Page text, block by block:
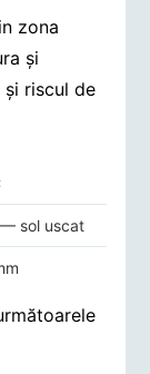
zona
și
riscul de
— sol uscat